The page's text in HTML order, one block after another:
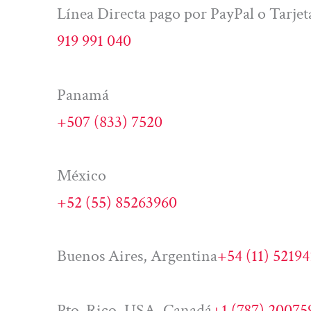
Línea Directa pago por PayPal o
919 991 040
Panamá
+507 (833) 7520
México
+52 (55) 85263960
Buenos Aires, Argentina+54 (11)